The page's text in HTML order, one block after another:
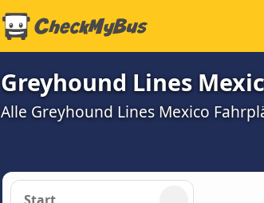
Greyhound Lines
Alle Greyhound Lines Mexico